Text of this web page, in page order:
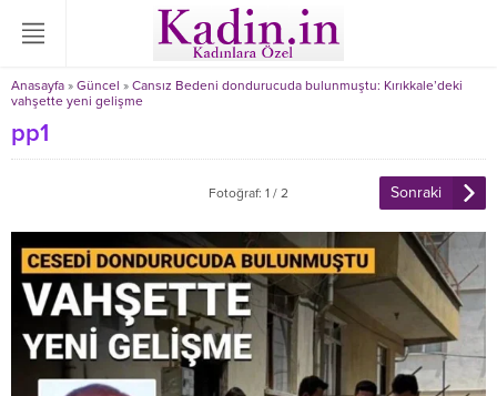
Anasayfa » Güncel » Cansız Bedeni dondurucuda bulunmuştu: Kırıkkale’deki
vahşette yeni gelişme
pp1
Fotoğraf: 1 / 2 Sonraki